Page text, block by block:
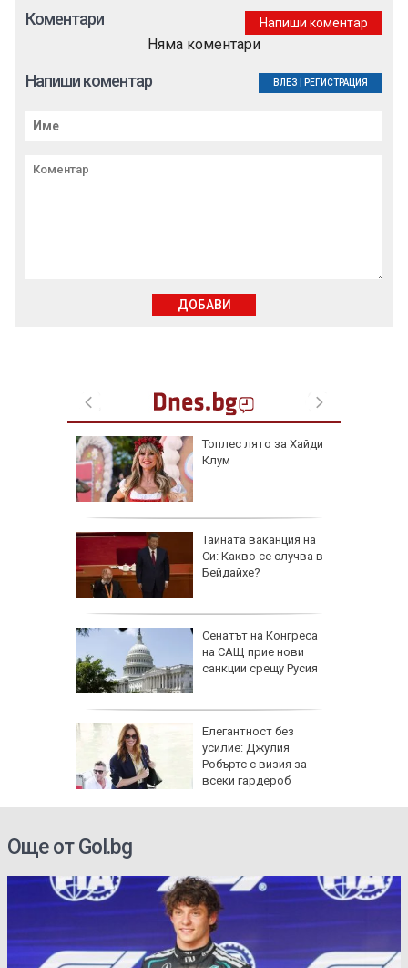
Топлес лято за Хайди
Клум
Тайната ваканция на
Си: Какво се случва в
Бейдайхе?
Сенатът на Конгреса
на САЩ прие нови
санкции срещу Русия
Елегантност без
усилие: Джулия
Робъртс с визия за
всеки гардероб
Коментари Напиши коментар
Няма коментари
Напиши коментар ВЛЕЗ РЕГИСТРАЦИЯ
ДОБАВИ
Още от Gol.bg